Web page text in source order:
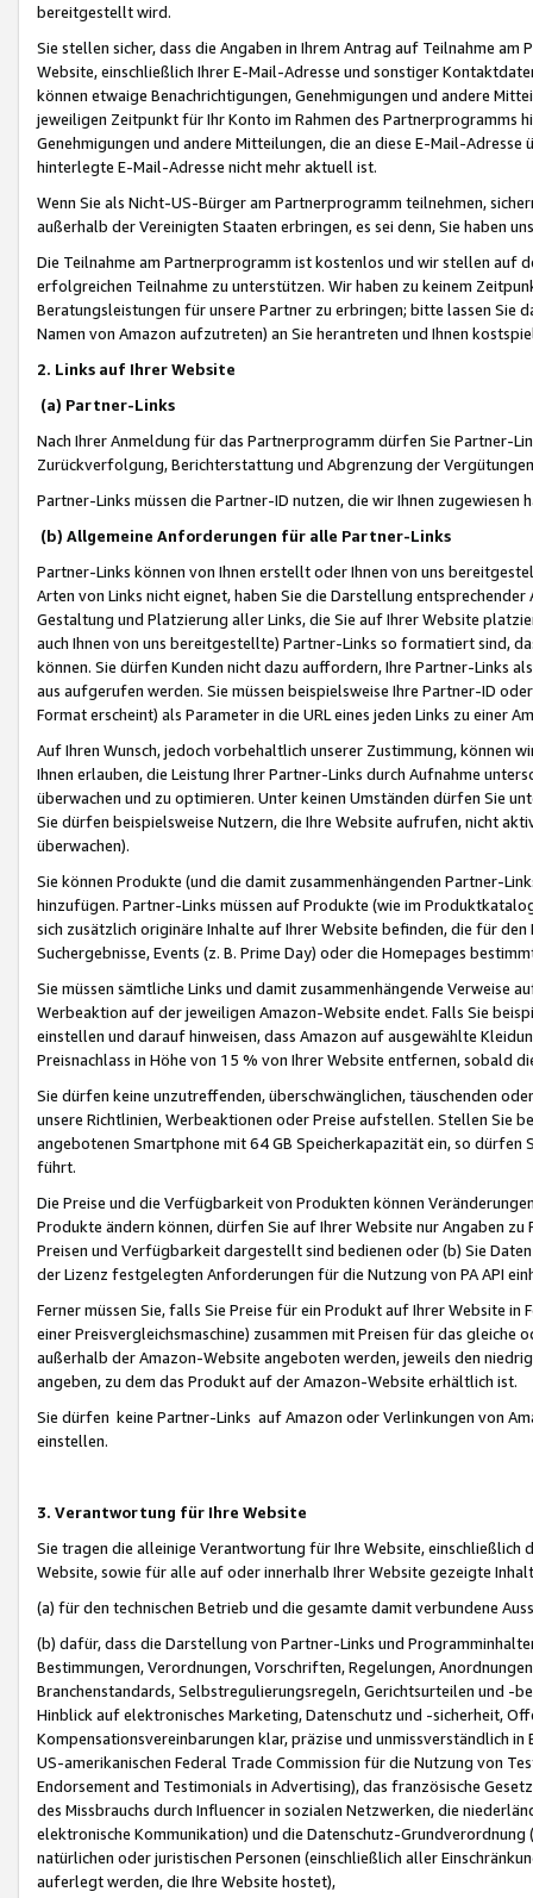
bereitgestellt wird.
Sie stellen sicher, dass die Angaben in Ihrem Antrag auf Teilnahme
Website, einschließlich Ihrer E-Mail-Adresse und sonstiger
können etwaige Benachrichtigungen, Genehmigungen und andere
jeweiligen Zeitpunkt für Ihr Konto im Rahmen des Partnerprogramms
Genehmigungen und andere Mitteilungen, die an diese E-Mail-
hinterlegte E-Mail-Adresse nicht mehr aktuell ist.
Wenn Sie als Nicht-US-Bürger am Partnerprogramm teilnehmen,
außerhalb der Vereinigten Staaten erbringen, es sei denn, Sie haben
Die Teilnahme am Partnerprogramm ist kostenlos und wir stellen auf
erfolgreichen Teilnahme zu unterstützen. Wir haben zu keinem
Beratungsleistungen für unsere Partner zu erbringen; bitte lassen Sie
Namen von Amazon aufzutreten) an Sie herantreten und Ihnen
2. Links auf Ihrer Website
(a) Partner-Links
Nach Ihrer Anmeldung für das Partnerprogramm dürfen Sie Partner-
Zurückverfolgung, Berichterstattung und Abgrenzung der
Partner-Links müssen die Partner-ID nutzen, die wir Ihnen zugewiesen
(b) Allgemeine Anforderungen für alle Partner-Links
Partner-Links können von Ihnen erstellt oder Ihnen von uns
Arten von Links nicht eignet, haben Sie die Darstellung
Gestaltung und Platzierung aller Links, die Sie auf Ihrer Website
auch Ihnen von uns bereitgestellte) Partner-Links so formatiert sind,
können. Sie dürfen Kunden nicht dazu auffordern, Ihre Partner-Links
aus aufgerufen werden. Sie müssen beispielsweise Ihre Partner-ID
Format erscheint) als Parameter in die URL eines jeden Links zu einer
Auf Ihren Wunsch, jedoch vorbehaltlich unserer Zustimmung, können
Ihnen erlauben, die Leistung Ihrer Partner-Links durch Aufnahme
überwachen und zu optimieren. Unter keinen Umständen dürfen Sie
Sie dürfen beispielsweise Nutzern, die Ihre Website aufrufen, nicht
überwachen).
Sie können Produkte (und die damit zusammenhängenden Partner-
hinzufügen. Partner-Links müssen auf Produkte (wie im
sich zusätzlich originäre Inhalte auf Ihrer Website befinden, die für
Suchergebnisse, Events (z. B. Prime Day) oder die Homepages
Sie müssen sämtliche Links und damit zusammenhängende
Werbeaktion auf der jeweiligen Amazon-Website endet. Falls Sie
einstellen und darauf hinweisen, dass Amazon auf ausgewählte
Preisnachlass in Höhe von 15 % von Ihrer Website entfernen, sobald
Sie dürfen keine unzutreffenden, überschwänglichen, täuschenden
unsere Richtlinien, Werbeaktionen oder Preise aufstellen. Stellen Sie
angebotenen Smartphone mit 64 GB Speicherkapazität ein, so dürfen
führt.
Die Preise und die Verfügbarkeit von Produkten können
Produkte ändern können, dürfen Sie auf Ihrer Website nur Angaben
Preisen und Verfügbarkeit dargestellt sind bedienen oder (b) Sie
der Lizenz festgelegten Anforderungen für die Nutzung von PA API
Ferner müssen Sie, falls Sie Preise für ein Produkt auf Ihrer Website
einer Preisvergleichsmaschine) zusammen mit Preisen für das
außerhalb der Amazon-Website angeboten werden, jeweils den
angeben, zu dem das Produkt auf der Amazon-Website erhältlich ist.
Sie dürfen keine Partner-Links auf Amazon oder Verlinkungen von
einstellen.
3. Verantwortung für Ihre Website
Sie tragen die alleinige Verantwortung für Ihre Website,
Website, sowie für alle auf oder innerhalb Ihrer Website gezeigte
(a) für den technischen Betrieb und die gesamte damit verbundene
(b) dafür, dass die Darstellung von Partner-Links und
Bestimmungen, Verordnungen, Vorschriften, Regelungen,
Branchenstandards, Selbstregulierungsregeln, Gerichtsurteilen und -
Hinblick auf elektronisches Marketing, Datenschutz und -sicherheit,
Kompensationsvereinbarungen klar, präzise und unmissverständlich
US-amerikanischen Federal Trade Commission für die Nutzung von
Endorsement and Testimonials in Advertising), das französische
des Missbrauchs durch Influencer in sozialen Netzwerken, die
elektronische Kommunikation) und die Datenschutz-
natürlichen oder juristischen Personen (einschließlich aller
auferlegt werden, die Ihre Website hostet),